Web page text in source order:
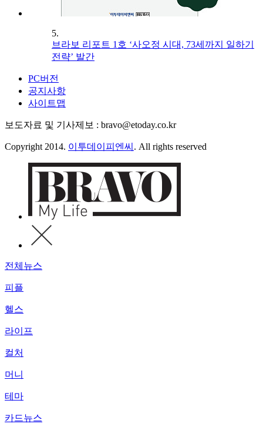
5.
브라보 리포트 1호 ‘사오정 시대, 73세까지 일하기
전략’ 발간
PC버전
공지사항
사이트맵
보도자료 및 기사제보 : bravo@etoday.co.kr
Copyright 2014. 이투데이피엔씨 . All rights reserved
전체뉴스
피플
헬스
라이프
컬처
머니
테마
카드뉴스